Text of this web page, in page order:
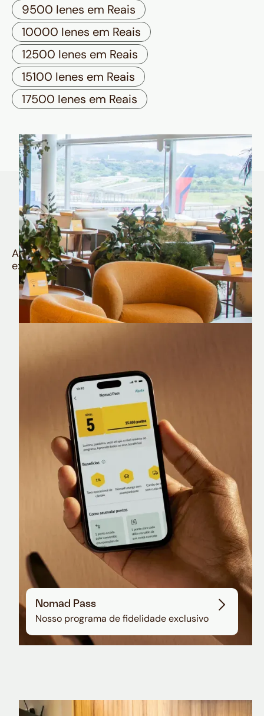
9500 Ienes em Reais
10000 Ienes em Reais
12500 Ienes em Reais
15100 Ienes em Reais
17500 Ienes em Reais
Quem é Nomad tem
muito mais
Aproveite todos os benefícios e vantagens
exclusivas da sua Conta Internacional
Nomad Lounge
Sala VIP no Aeroporto de Guarulhos
Nomad Pass
Nosso programa de fidelidade exclusivo